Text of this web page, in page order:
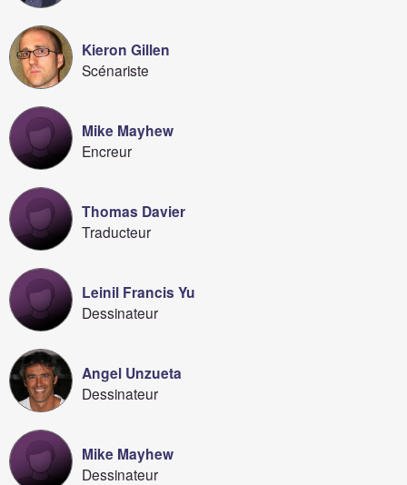
Kieron Gillen
Scénariste
Mike Mayhew
Encreur
Thomas Davier
Traducteur
Leinil Francis Yu
Dessinateur
Angel Unzueta
Dessinateur
Mike Mayhew
Dessinateur